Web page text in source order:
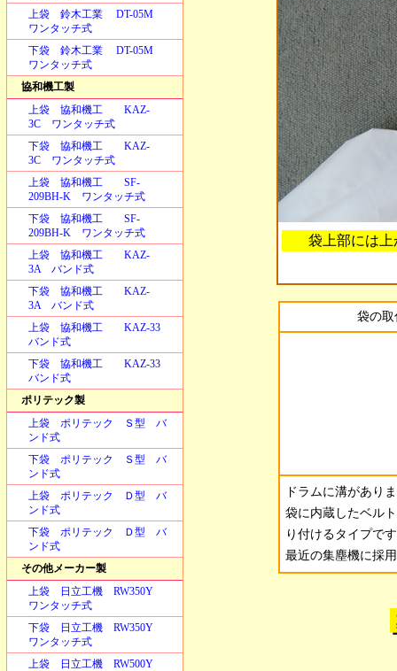
上袋 鈴木工業 DT-05M
ワンタッチ式
下袋 鈴木工業 DT-05M
ワンタッチ式
協和機工製
上袋 協和機工 KAZ-
3C ワンタッチ式
下袋 協和機工 KAZ-
3C ワンタッチ式
上袋 協和機工 SF-
209BH-K ワンタッチ式
下袋 協和機工 SF-
209BH-K ワンタッチ式
上袋 協和機工 KAZ-
3A バンド式
下袋 協和機工 KAZ-
3A バンド式
上袋 協和機工 KAZ-33
バンド式
下袋 協和機工 KAZ-33
バンド式
ポリテック製
上袋 ポリテック Ｓ型 バ
ンド式
下袋 ポリテック Ｓ型 バ
ンド式
上袋 ポリテック Ｄ型 バ
ンド式
下袋 ポリテック Ｄ型 バ
ンド式
その他メーカー製
上袋 日立工機 RW350Y
ワンタッチ式
下袋 日立工機 RW350Y
ワンタッチ式
上袋 日立工機 RW500Y
袋上部には
袋の
ドラムに溝があり
袋に内蔵したベル
り付けるタイプで
最近の集塵機に採